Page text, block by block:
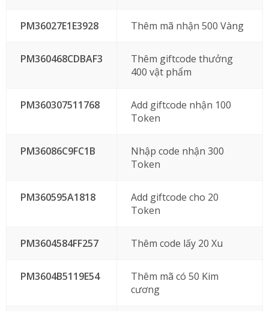
PM36027E1E3928 Thêm mã nhận 500 Vàng
PM360468CDBAF3
Thêm giftcode thưởng
400 vật phẩm
PM360307511768
Add giftcode nhận 100
Token
PM36086C9FC1B
Nhập code nhận 300
Token
PM360595A1818
Add giftcode cho 20
Token
PM3604584FF257 Thêm code lấy 20 Xu
PM3604B5119E54
Thêm mã có 50 Kim
cương